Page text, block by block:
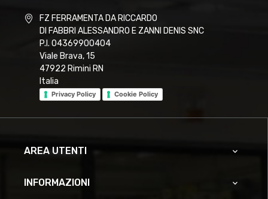
FZ FERRAMENTA DA RICCARDO
DI FABBRI ALESSANDRO E ZANNI DENIS SNC
P.I. 04369900404
Viale Brava, 15
47922 Rimini RN
Italia
Privacy Policy Cookie Policy
AREA UTENTI 
INFORMAZIONI 